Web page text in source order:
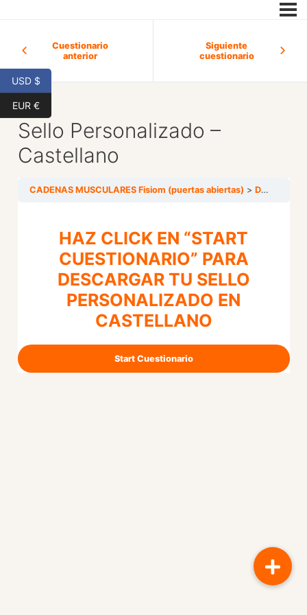
Cuestionario
anterior
Siguiente
cuestionario
Sello Personalizado –
Castellano
CADENAS MUSCULARES Fisiom (puertas abiertas) DIPLOMA Y SELLOS
HAZ CLICK EN “START
CUESTIONARIO” PARA
DESCARGAR TU SELLO
PERSONALIZADO EN
CASTELLANO
USD $
EUR €